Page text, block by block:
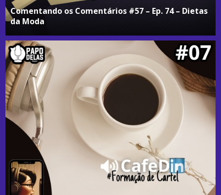
Comentando os Comentários #57 – Ep. 74 – Dietas
da Moda